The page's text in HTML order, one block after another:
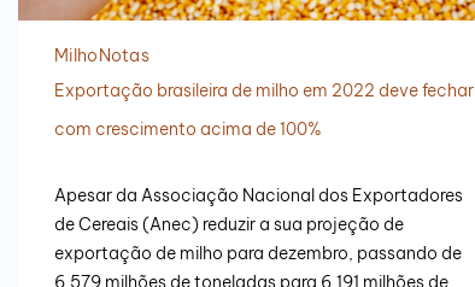
MilhoNotas
Exportação brasileira de milho em 2022 deve fechar
com crescimento acima de 100%
Apesar da Associação Nacional dos Exportadores
de Cereais (Anec) reduzir a sua projeção de
exportação de milho para dezembro, passando de
6,579 milhões de toneladas para 6,191 milhões de